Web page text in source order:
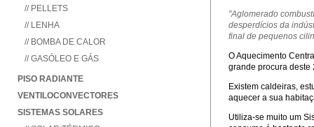
// PELLETS
// LENHA
// BOMBA DE CALOR
// GASÓLEO E GÁS
PISO RADIANTE
VENTILOCONVECTORES
SISTEMAS SOLARES
"Aglomerado
desperdícios da
final de pequenos
O Aquecimento
grande procura deste
Existem caldeiras,
aquecer a sua
Utiliza-se muito um